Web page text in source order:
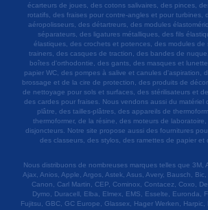
écarteurs de joues, des cotons salivaires, des pinces,
rotatifs, des fraises pour contre-angles et pour turbines,
aéropolisseurs, des détartreurs, des modules
séparateurs, des ligatures métalliques, des fils
élastiques, des crochets et potences, des modules de
trainers, des casques de traction, des bandes de
boîtes d'orthodontie, des gants, des masques et
papier WC, des pompes à salive et canules d'aspiration,
brossage et de la cire de protection, des produits de
de nettoyage pour sols et surfaces, des stérilisateurs et
des cardes pour fraises. Nous vendons aussi du matériel
plâtre, des tailles-plâtres, des appareils de
thermoformer, de la résine, des moteurs de
disjoncteurs. Notre site propose aussi des fournitures
des classeurs, des stylos, des ramettes de papier et
Nous distribuons de nombreuses marques telles que 3M,
Ajax, Anios, Apple, Argos, Astek, Asus, Avery, Bausch,
Canon, Carl Martin, CEP, Cominox, Contacez, Coxo,
Dymo, Duracell, Elba, Elmex, EMS, Esselte, Euronda,
Fujitsu, GBC, GC Europe, Glassex, Hager Werken, Harpic,